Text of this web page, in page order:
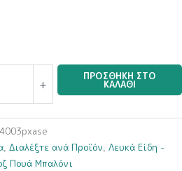
+
ΠΡΟΣΘΉΚΗ ΣΤΟ
ΚΑΛΆΘΙ
, Διαλέξτε ανά Προϊόν, Λευκά Είδη -
Πουά Μπαλόνι